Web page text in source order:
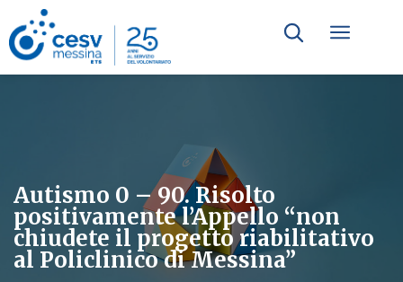
Autismo 0 – 90. Risolto
positivamente l’Appello “non
chiudete il progetto riabilitativo
al Policlinico di Messina”